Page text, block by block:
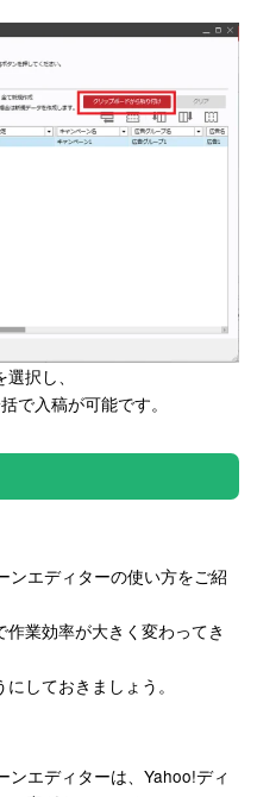
択し、
で入稿が可能です。
ンエディターの使い方をご紹
業効率が大きく変わってき
しておきましょう。
エディターは、Yahoo!ディ